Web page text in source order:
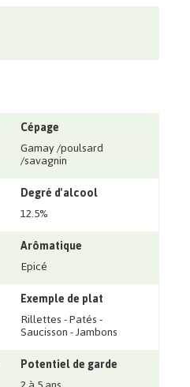
Cépage
Gamay /poulsard
/savagnin
Degré d'alcool
12.5%
Arômatique
Epicé
Exemple de plat
Rillettes - Patés -
Saucisson - Jambons
Potentiel de garde